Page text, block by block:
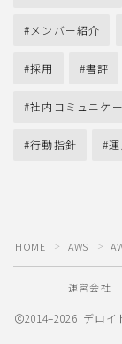
メンバー紹介
採用 書評
社内コミュニケ
行動指針
HOME ＞ AWS ＞
運営会社
2014–2026 デロイ